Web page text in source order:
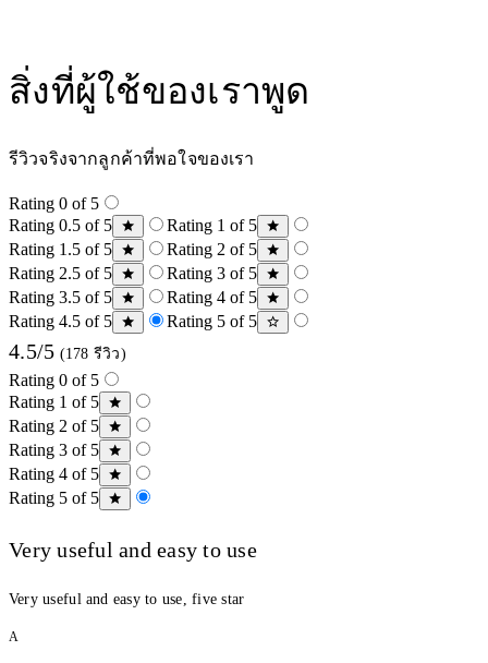
สิ่งที่ผู้ใช้ของเราพูด
รีวิวจริงจากลูกค้าที่พอใจของเรา
Rating 0 of 5
Rating 0.5 of 5
Rating 1 of 5
Rating 1.5 of 5
Rating 2 of 5
Rating 2.5 of 5
Rating 3 of 5
Rating 3.5 of 5
Rating 4 of 5
Rating 4.5 of 5
Rating 5 of 5
4.5/5 (178 รีวิว)
Rating 0 of 5
Rating 1 of 5
Rating 2 of 5
Rating 3 of 5
Rating 4 of 5
Rating 5 of 5
Very useful and easy to use
Very useful and easy to use, five star
A